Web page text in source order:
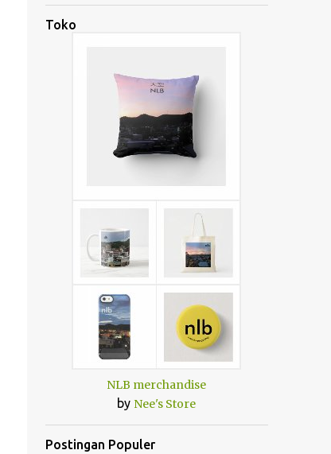
Toko
NLB merchandise
by Nee's Store
Postingan Populer